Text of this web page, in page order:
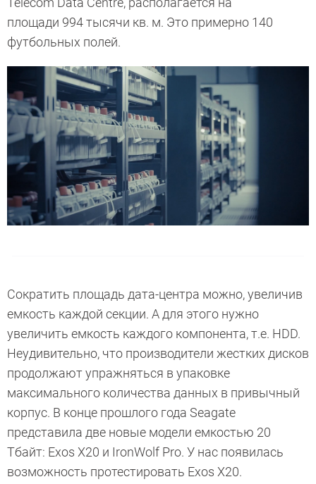
площади 994 тысячи кв. м. Это примерно 140
футбольных полей.
Сократить площадь дата-центра можно, увеличив
емкость каждой секции. А для этого нужно
увеличить емкость каждого компонента, т.е. HDD.
Неудивительно, что производители жестких дисков
продолжают упражняться в упаковке
максимального количества данных в привычный
корпус. В конце прошлого года Seagate
представила две новые модели емкостью 20
Тбайт: Exos X20 и IronWolf Pro. У нас появилась
возможность протестировать Exos X20.